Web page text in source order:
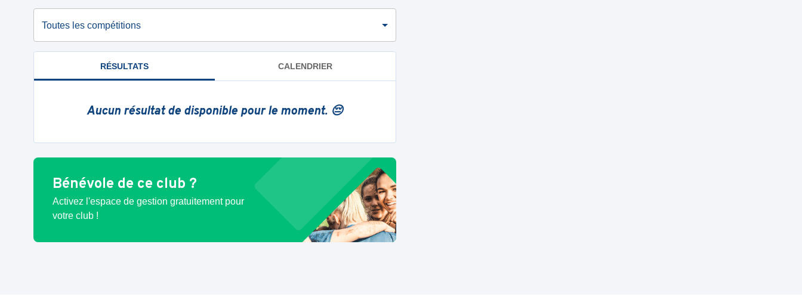
Toutes les compétitions
RÉSULTATS CALENDRIER
Aucun résultat de disponible pour le moment. 😔
Bénévole de ce club ?
Activez l'espace de gestion gratuitement pour
votre club !